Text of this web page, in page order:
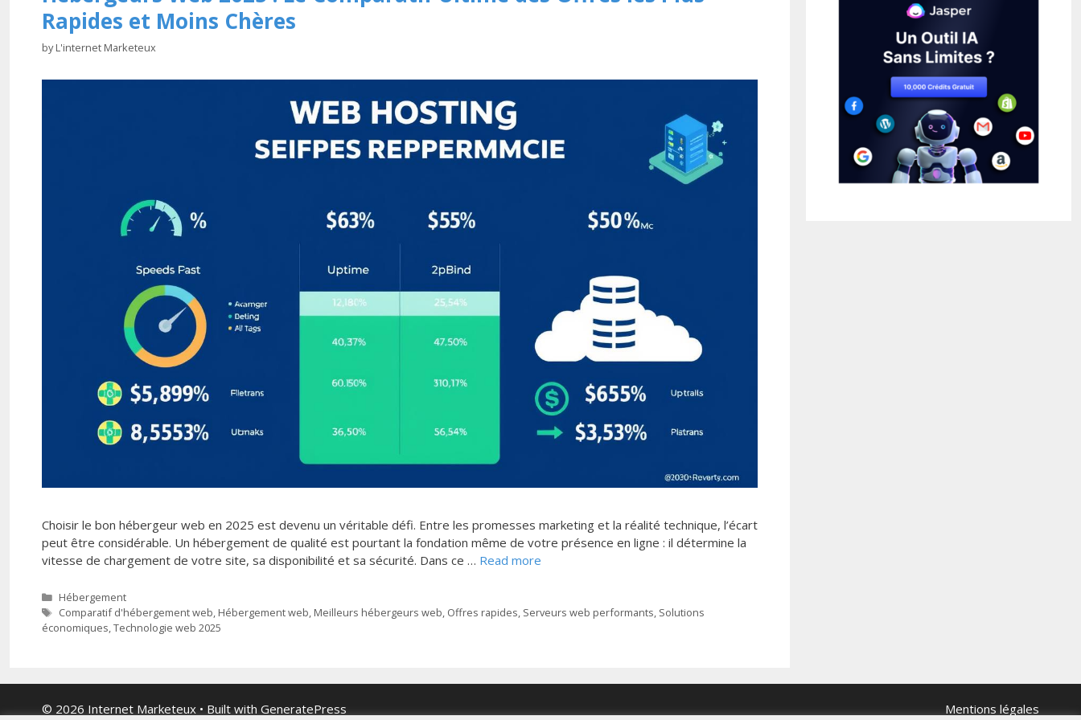
Rapides et Moins Chères
byL'internet Marketeux
Choisir le bon hébergeur web en 2025 est devenu un véritable défi. Entre les promesses marketing et la réalité technique, l’écart
peut être considérable. Un hébergement de qualité est pourtant la fondation même de votre présence en ligne : il détermine la
vitesse de chargement de votre site, sa disponibilité et sa sécurité. Dans ce … Read more
Categories
Hébergement
Tags
Comparatif d'hébergement web, Hébergement web, Meilleurs hébergeurs web, Offres rapides, Serveurs web performants, Solutions
économiques,Technologie web 2025
Mentions légales
© 2026 Internet Marketeux • Built with GeneratePress